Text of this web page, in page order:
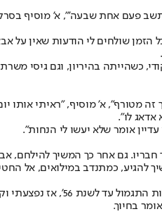
תשב פעם אחת שבעה'", א' מוסיף
שולחים לי הודעות שאין על
כשהייתה בהיריון, וגם גיסי
מטורף", א' מוסיף, "ראיתי אותו
אדאג לו".
שהינו דור שלישי בחטיבה במשפחה. ב-7 באוקטובר הוא התייצב ונלחם
כמתנדב במילואים, אל